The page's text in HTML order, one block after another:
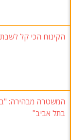
הקינוח הכי קל לשבת:
המשטרה מבהירה:
בתל אביב"